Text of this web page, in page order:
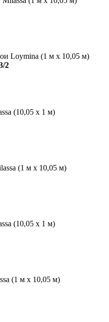
Loymina (1 м х 10,05 м)
2
(10,05 х 1 м)
(1 м х 10,05 м)
(10,05 х 1 м)
(1 м х 10,05 м)